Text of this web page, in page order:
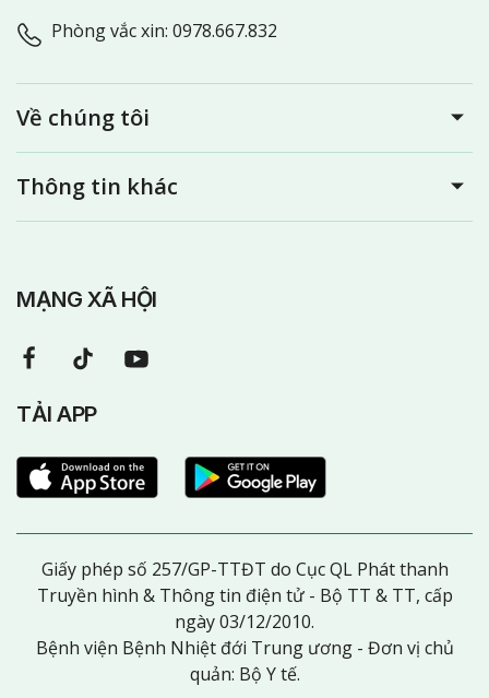
Phòng vắc xin: 0978.667.832
Về chúng tôi
Thông tin khác
MẠNG XÃ HỘI
TẢI APP
Giấy phép số 257/GP-TTĐT do Cục QL Phát thanh
Truyền hình & Thông tin điện tử - Bộ TT & TT, cấp
ngày 03/12/2010.
Bệnh viện Bệnh Nhiệt đới Trung ương - Đơn vị chủ
quản: Bộ Y tế.